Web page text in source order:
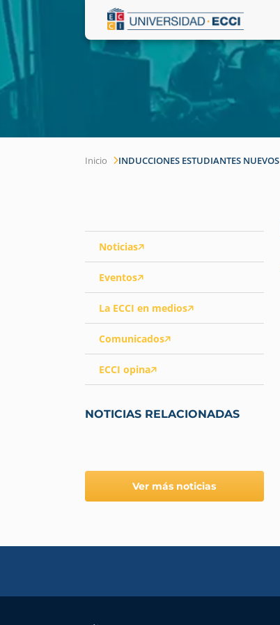
Inicio INDUCCIONES ESTUDIANTES NUEVOS
Noticias
Eventos
La ECCI en medios
Comunicados
ECCI opina
NOTICIAS RELACIONADAS
Ver más noticias